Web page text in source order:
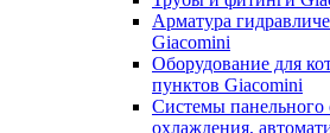
Арматура
Giacomini
Оборудование для
пунктов Giacomini
Системы панельного
охлаждения,